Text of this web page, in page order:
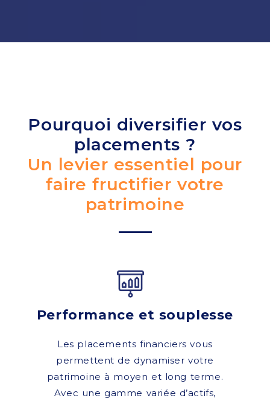
Pourquoi diversifier vos
placements ?
Un levier essentiel pour
faire fructifier votre
patrimoine
Performance et souplesse
Les placements financiers vous
permettent de dynamiser votre
patrimoine à moyen et long terme.
Avec une gamme variée d’actifs,